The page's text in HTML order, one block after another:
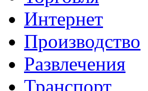
Интернет
Производство
Развлечения
Транспорт